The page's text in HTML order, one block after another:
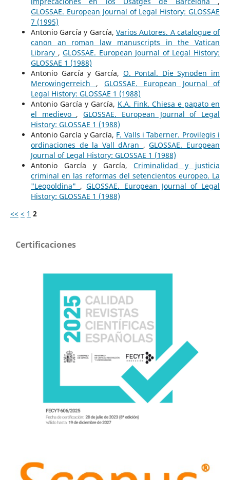
GLOSSAE. European Journal of Legal History: GLOSSAE
7 (1995)
Antonio García y García, Varios Autores. A catalogue of
canon an roman law manuscripts in the Vatican
Library ,GLOSSAE. European Journal of Legal History:
GLOSSAE 1 (1988)
Antonio García y García, O. Pontal. Die Synoden im
Merowingerreich , GLOSSAE. European Journal of
Legal History: GLOSSAE 1 (1988)
Antonio García y García, K.A. Fink. Chiesa e papato en
el medievo ,GLOSSAE. European Journal of Legal
History: GLOSSAE 1 (1988)
Antonio García y García, F. Valls i Taberner. Provilegis i
ordinaciones de la Vall d`Aran ,GLOSSAE. European
Journal of Legal History: GLOSSAE 1 (1988)
Antonio García y García,Criminalidad y justicia
criminal en las reformas del setencientos europeo. La
"Leopoldina" ,GLOSSAE. European Journal of Legal
History: GLOSSAE 1 (1988)
<< < 1 2
Certificaciones